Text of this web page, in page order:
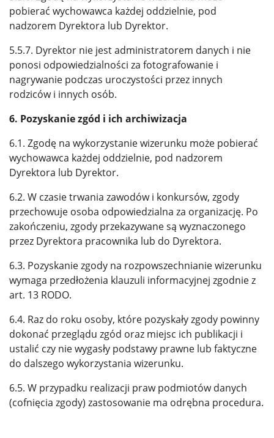
pobierać wychowawca każdej oddzielnie, pod
nadzorem Dyrektora lub Dyrektor.
5.5.7. Dyrektor nie jest administratorem danych i nie
ponosi odpowiedzialności za fotografowanie i
nagrywanie podczas uroczystości przez innych
rodziców i innych osób.
6. Pozyskanie zgód i ich archiwizacja
6.1. Zgodę na wykorzystanie wizerunku może pobierać
wychowawca każdej oddzielnie, pod nadzorem
Dyrektora lub Dyrektor.
6.2. W czasie trwania zawodów i konkursów, zgody
przechowuje osoba odpowiedzialna za organizację. Po
zakończeniu, zgody przekazywane są wyznaczonego
przez Dyrektora pracownika lub do Dyrektora.
6.3. Pozyskanie zgody na rozpowszechnianie wizerunku
wymaga przedłożenia klauzuli informacyjnej zgodnie z
art. 13 RODO.
6.4. Raz do roku osoby, które pozyskały zgody powinny
dokonać przeglądu zgód oraz miejsc ich publikacji i
ustalić czy nie wygasły podstawy prawne lub faktyczne
do dalszego wykorzystania wizerunku.
6.5. W przypadku realizacji praw podmiotów danych
(cofnięcia zgody) zastosowanie ma odrębna procedura.